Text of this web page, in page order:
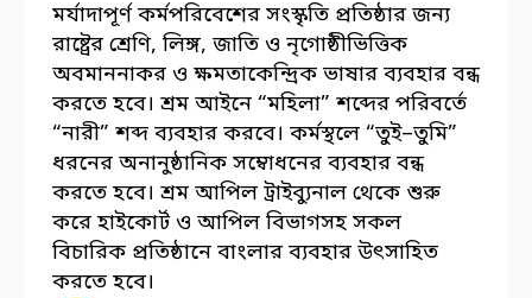
মর্যাদাপূর্ণ কর্মপরিবেশের সংস্কৃতি প্রতিষ্ঠার জন্য
রাষ্ট্রের শ্রেণি, লিঙ্গ, জাতি ও নৃগোষ্ঠীভিত্তিক
অবমাননাকর ও ক্ষমতাকেন্দ্রিক ভাষার ব্যবহার বন্ধ
করতে হবে। শ্রম আইনে “মহিলা” শব্দের পরিবর্তে
“নারী” শব্দ ব্যবহার করবে। কর্মস্থলে “তুই–তুমি”
ধরনের অনানুষ্ঠানিক সম্বোধনের ব্যবহার বন্ধ
করতে হবে। শ্রম আপিল ট্রাইব্যুনাল থেকে শুরু
করে হাইকোর্ট ও আপিল বিভাগসহ সকল
বিচারিক প্রতিষ্ঠানে বাংলার ব্যবহার উৎসাহিত
করতে হবে।